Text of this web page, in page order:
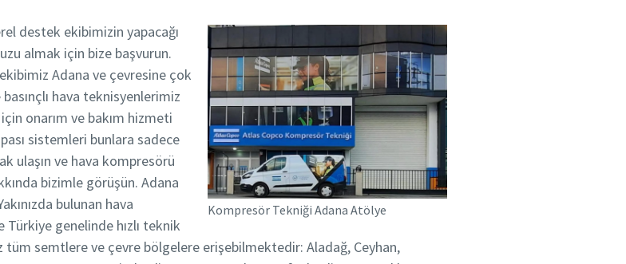
Kompresör Tekniği Adana Atölye
destek ekibimizin yapacağı
almak için bize başvurun.
Adana ve çevresine çok
hava teknisyenlerimiz
onarım ve bakım hizmeti
sistemleri bunlara sadece
ulaşın ve hava kompresörü
bizimle görüşün. Adana
bulunan hava
genelinde hızlı teknik
semtlere ve çevre bölgelere erişebilmektedir: Aladağ, Ceyhan,